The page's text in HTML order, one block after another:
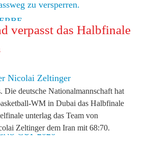
1 | 2
2026
2026
CUP 2026
verpasst das Halbfinale
Nicolai Zeltinger
Die deutsche Nationalmannschaft hat
WM in Dubai das Halbfinale
unterlag das Team von
Zeltinger dem Iran mit 68:70.